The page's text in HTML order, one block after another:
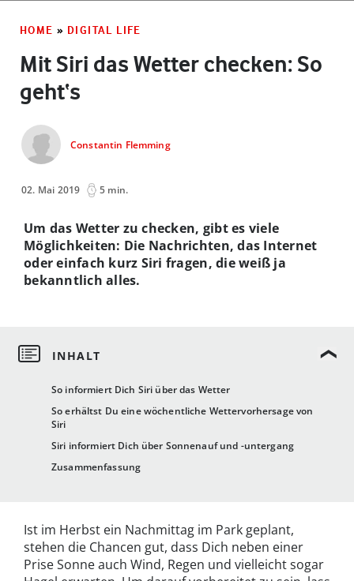
HOME » DIGITAL LIFE
Mit Siri das Wetter checken: So
geht‘s
Constantin Flemming
02. Mai 2019 5 min.
So informiert Dich Siri über das Wetter
So erhältst Du eine wöchentliche Wettervorhersage von
Siri
Siri informiert Dich über Sonnenauf und -untergang
Zusammenfassung
Um das Wetter zu checken, gibt es viele
Möglichkeiten: Die Nachrichten, das Internet
oder einfach kurz Siri fragen, die weiß ja
bekanntlich alles.
Ist im Herbst ein Nachmittag im Park geplant,
stehen die Chancen gut, dass Dich neben einer
Prise Sonne auch Wind, Regen und vielleicht sogar